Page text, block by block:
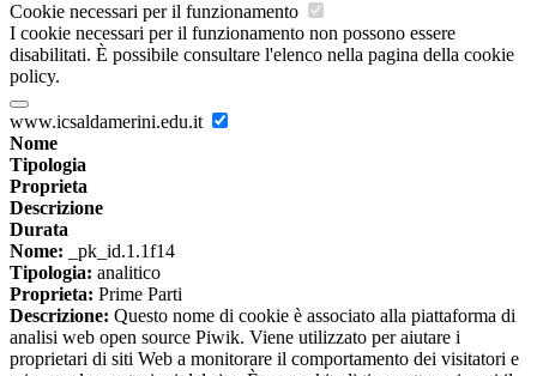
Cookie necessari per il funzionamento
I cookie necessari per il funzionamento non possono essere
disabilitati. È possibile consultare l'elenco nella pagina della cookie
policy.
www.icsaldamerini.edu.it
Nome
Tipologia
Proprieta
Descrizione
Durata
Nome: _pk_id.1.1f14
Tipologia: analitico
Proprieta: Prime Parti
Descrizione: Questo nome di cookie è associato alla piattaforma di
analisi web open source Piwik. Viene utilizzato per aiutare i
proprietari di siti Web a monitorare il comportamento dei visitatori e